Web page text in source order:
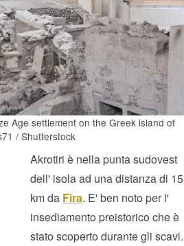
Age settlement on the Greek island of
/ Shutterstock
Akrotiri è nella punta sudovest
dell' isola ad una distanza di 15
km da Fira. E' ben noto per l'
insediamento preistorico che è
stato scoperto durante gli scavi.